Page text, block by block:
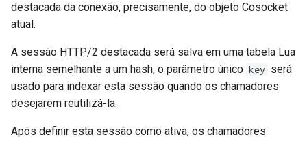
destacada da conexão, precisamente, do objeto Cosocket
atual.
A sessão HTTP/2 destacada será salva em uma tabela Lua
interna semelhante a um hash, o parâmetro único key será
usado para indexar esta sessão quando os chamadores
desejarem reutilizá-la.
Após definir esta sessão como ativa, os chamadores